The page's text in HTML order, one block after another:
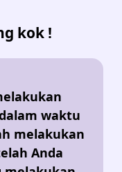
kok !
waktu
melakukan
Anda